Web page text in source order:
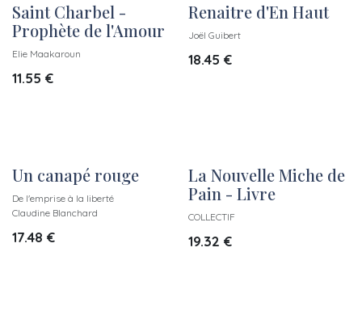
New!
Saint Charbel -
Prophète de l'Amour
Elie Maakaroun
11.55 €
New!
Renaitre d'En Haut
Joël Guibert
18.45 €
New!
Un canapé rouge
De l'emprise à la liberté
Claudine Blanchard
17.48 €
New!
La Nouvelle Miche de
Pain - Livre
COLLECTIF
19.32 €